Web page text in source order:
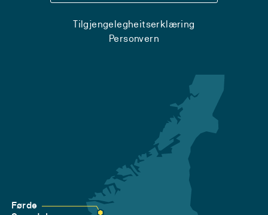
Tilgjengelegheitserklæring
Personvern
Førde